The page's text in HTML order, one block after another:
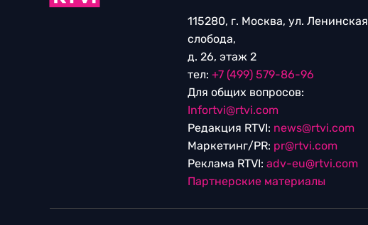
115280, г. Москва, ул. Ленинская
слобода,
д. 26, этаж 2
тел: +7 (499) 579-86-96
Для общих вопросов:
Infortvi@rtvi.com
Редакция RTVI: news@rtvi.com
Маркетинг/PR: pr@rtvi.com
Реклама RTVI: adv-eu@rtvi.com
Партнерские материалы